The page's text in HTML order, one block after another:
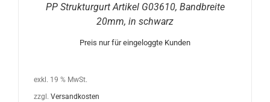
PP Strukturgurt Artikel G03610, Bandbreite
20mm, in schwarz
Preis nur für eingeloggte Kunden
exkl. 19 % MwSt.
zzgl. Versandkosten